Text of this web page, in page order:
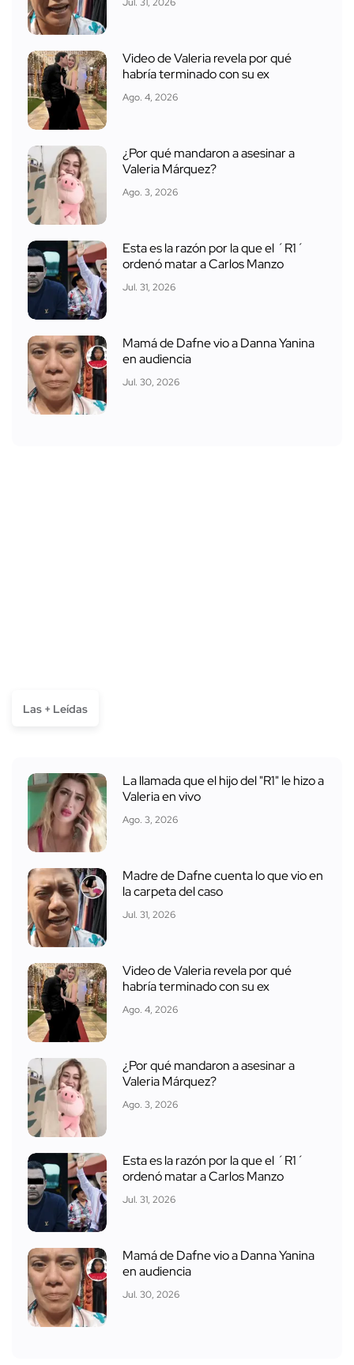
Jul. 31, 2026
Video de Valeria revela por qué
habría terminado con su ex
Ago. 4, 2026
¿Por qué mandaron a asesinar a
Valeria Márquez?
Ago. 3, 2026
Esta es la razón por la que el ´R1´
ordenó matar a Carlos Manzo
Jul. 31, 2026
Mamá de Dafne vio a Danna Yanina
en audiencia
Jul. 30, 2026
Las + Leídas
La llamada que el hijo del "R1" le hizo a
Valeria en vivo
Ago. 3, 2026
Madre de Dafne cuenta lo que vio en
la carpeta del caso
Jul. 31, 2026
Video de Valeria revela por qué
habría terminado con su ex
Ago. 4, 2026
¿Por qué mandaron a asesinar a
Valeria Márquez?
Ago. 3, 2026
Esta es la razón por la que el ´R1´
ordenó matar a Carlos Manzo
Jul. 31, 2026
Mamá de Dafne vio a Danna Yanina
en audiencia
Jul. 30, 2026